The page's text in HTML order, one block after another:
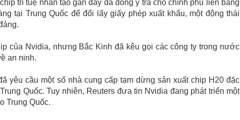
trí tuệ nhân tạo gần đây đã đồng ý trả cho chính phủ liên bang
tại Trung Quốc để đổi lấy giấy phép xuất khẩu, một động thái
của Nvidia, nhưng Bắc Kinh đã kêu gọi các công ty trong nước
an ninh.
yêu cầu một số nhà cung cấp tạm dừng sản xuất chip H20 đặc
Quốc. Tuy nhiên, Reuters đưa tin Nvidia đang phát triển một
Trung Quốc.